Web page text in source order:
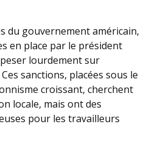
du gouvernement américain,
en place par le président
lourdement sur
sanctions, placées sous le
croissant, cherchent
locale, mais ont des
pour les travailleurs